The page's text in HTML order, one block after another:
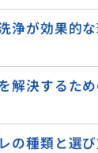
浄が効果的
解決するた
の種類と選